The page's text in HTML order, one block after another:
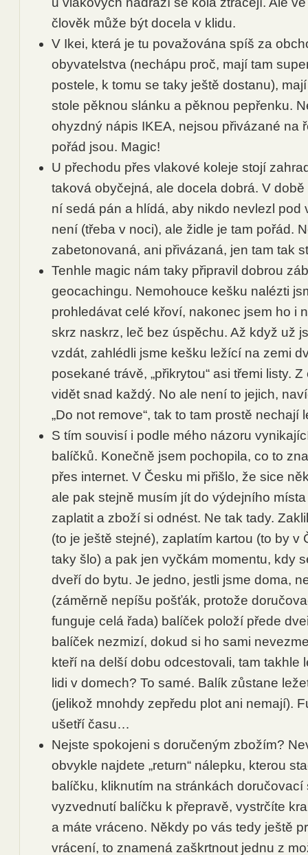
člověk může být docela v klidu.
V Ikei, která je tu považována spíš za
obyvatelstva (nechápu proč, mají tam
postele, k tomu se taky ještě dostanu),
stole pěknou slánku a pěknou pepřenku.
ohyzdný nápis IKEA, nejsou přivázané na
pořád jsou. Magic!
U přechodu přes vlakové koleje stojí
taková obyčejná, ale docela dobrá. V
ní sedá pán a hlídá, aby nikdo nevlezl pod
není (třeba v noci), ale židle je tam pořád.
zabetonovaná, ani přivázaná, jen tam tak
Tenhle magic nám taky připravil dobrou
geocachingu. Nemohouce kešku nalézti
prohledávat celé křoví, nakonec jsem ho i
skrz naskrz, leč bez úspěchu. Až když už
vzdát, zahlédli jsme kešku ležící na zemi
posekané trávě, „přikrytou“ asi třemi listy.
vidět snad každý. No ale není to jejich,
„Do not remove“, tak to tam prostě nechají
S tím souvisí i podle mého názoru
balíčků. Konečně jsem pochopila, co to
přes internet. V Česku mi přišlo, že sice
ale pak stejně musím jít do výdejního
zaplatit a zboží si odnést. Ne tak tady.
(to je ještě stejné), zaplatím kartou (to by v
taky šlo) a pak jen vyčkám momentu, kdy
dveří do bytu. Je jedno, jestli jsme doma,
(záměrně nepíšu pošťák, protože
funguje celá řada) balíček položí přede
balíček nezmizí, dokud si ho sami
kteří na delší dobu odcestovali, tam takhle
lidi v domech? To samé. Balík zůstane
(jelikož mnohdy zepředu plot ani nemají).
ušetří času…
Nejste spokojeni s doručeným zbožím?
obvykle najdete „return“ nálepku, kterou
balíčku, kliknutím na stránkách
vyzvednutí balíčku k přepravě, vystrčíte
a máte vráceno. Někdy po vás tedy ještě
vrácení, to znamená zaškrtnout jednu z